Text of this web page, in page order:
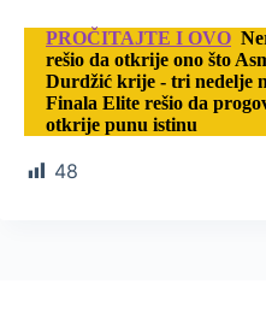
PROČITAJTE I OVO
rešio da otkrije ono što
Durdžić krije - tri nedelje
Finala Elite rešio da
otkrije punu istinu
48